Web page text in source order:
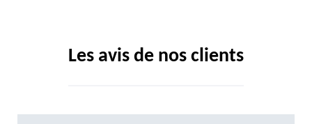
Les avis de nos clients